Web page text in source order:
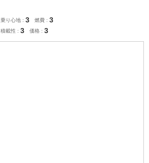
乗り心地 3 燃費 3
積載性 3 価格 3